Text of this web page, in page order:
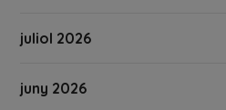
juliol 2026
juny 2026